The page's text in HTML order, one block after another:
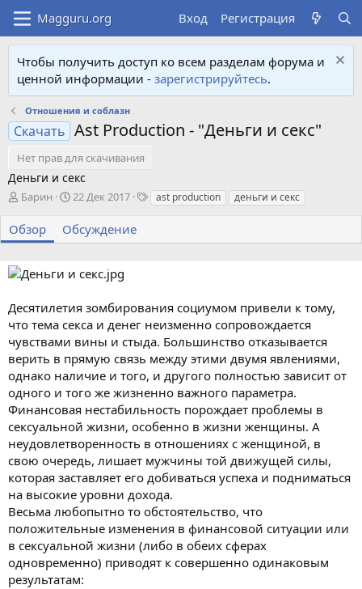
Вход Регистрация
Чтобы получить доступ ко всем разделам форума и
ценной информации - зарегистрируйтесь.
Отношения и соблазн
Скачать Ast Production - "Деньги и секс"
Нет прав для скачивания
Деньги и секс
А
т
о
Барин
Д
т
а
о
а
н
и
я
22 Дек 2017
Т
и
ast production деньги и секс
Обзор Обсуждение
Десятилетия зомбирования социумом привели к тому,
что тема секса и денег неизменно сопровождается
чувствами вины и стыда. Большинство отказывается
верить в прямую связь между этими двумя явлениями,
однако наличие и того, и другого полностью зависит от
одного и того же жизненно важного параметра.
Финансовая нестабильность порождает проблемы в
сексуальной жизни, особенно в жизни женщины. А
неудовлетворенность в отношениях с женщиной, в
свою очередь, лишает мужчины той движущей силы,
которая заставляет его добиваться успеха и подниматься
на высокие уровни дохода.
Весьма любопытно то обстоятельство, что
положительные изменения в финансовой ситуации или
в сексуальной жизни (либо в обеих сферах
одновременно) приводят к совершенно одинаковым
результатам: